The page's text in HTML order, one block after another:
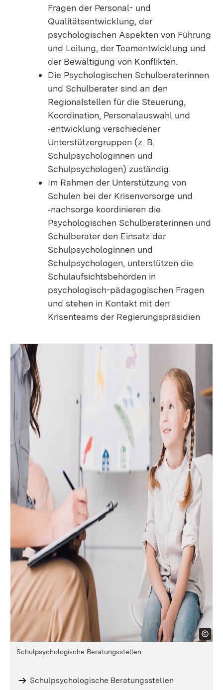
Fragen der Personal- und
Qualitätsentwicklung, der
psychologischen Aspekten von Führung
und Leitung, der Teamentwicklung und
der Bewältigung von Konflikten.
Die Psychologischen Schulberaterinnen
und Schulberater sind an den
Regionalstellen für die Steuerung,
Koordination, Personalauswahl und
‑entwicklung verschiedener
Unterstützergruppen (z. B.
Schulpsychologinnen und
Schulpsychologen) zuständig.
Im Rahmen der Unterstützung von
Schulen bei der Krisenvorsorge und
‑nachsorge koordinieren die
Psychologischen Schulberaterinnen und
Schulberater den Einsatz der
Schulpsychologinnen und
Schulpsychologen, unterstützen die
Schulaufsichtsbehörden in
psychologisch-pädagogischen Fragen
und stehen in Kontakt mit den
Krisenteams der Regierungspräsidien
Schulpsychologische Beratungsstellen
Schulpsychologische Beratungsstellen